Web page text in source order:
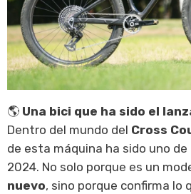
🌎 Una bici que ha sido el
Dentro del mundo del Cross
de esta máquina ha sido uno
2024. No solo porque es un
nuevo, sino porque confirma lo